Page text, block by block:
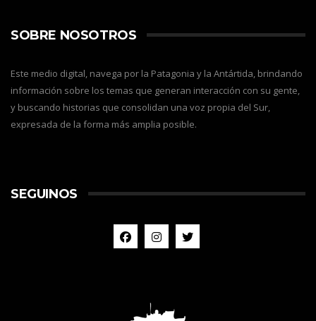
SOBRE NOSOTROS
Este medio digital, navega por la Patagonia y la Antártida, brindando
información sobre los temas que generan interacción con su gente,
y buscando historias que consolidan una voz propia del Sur,
expresada de la forma más amplia posible.
SEGUINOS